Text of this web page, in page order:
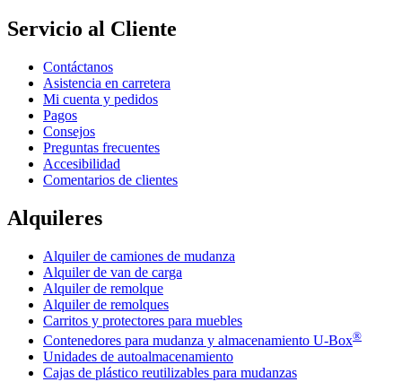
Servicio al Cliente
Contáctanos
Asistencia en carretera
Mi cuenta y pedidos
Pagos
Consejos
Preguntas frecuentes
Accesibilidad
Comentarios de clientes
Alquileres
Alquiler de camiones de mudanza
Alquiler de van de carga
Alquiler de remolque
Alquiler de remolques
Carritos y protectores para muebles
Contenedores para mudanza y almacenamiento U-Box®
Unidades de autoalmacenamiento
Cajas de plástico reutilizables para mudanzas